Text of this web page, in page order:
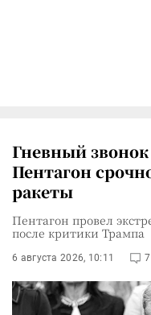
Гневный
Пентагон
ракеты
Пентагон провел
после критики Трампа
6 августа 2026, 10:11 7